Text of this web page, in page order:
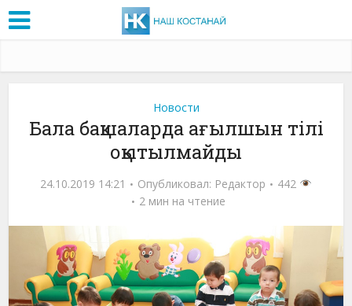
Новости
Бала бақшаларда ағылшын тілі
оқытылмайды
24.10.2019 14:21 Опубликовал: Редактор
442
2 мин на чтение